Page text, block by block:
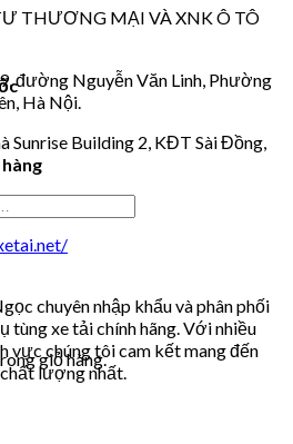
giỏ hàng.
THƯƠNG MẠI VÀ XNK Ô TÔ
đường Nguyễn Văn Linh, Phường
Hà Nội.
Sunrise Building 2, KĐT Sài Đồng,
chuyên nhập khẩu và phân phối
tùng xe tải chính hãng. Với nhiều
vực chúng tôi cam kết mang đến
chất lượng nhất.